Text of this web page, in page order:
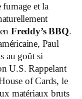
et la
Freddy’s BBQ.
Paul
au goût si
U.S. Rappelant
of Cards, le
matériaux bruts